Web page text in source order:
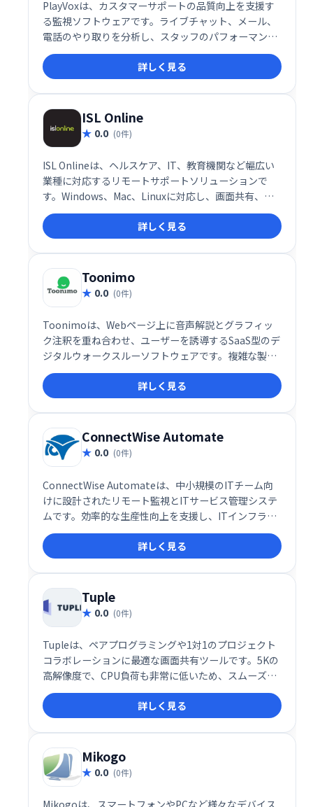
PlayVoxは、カスタマーサポートの品質向上を支援す
る監視ソフトウェアです。ライブチャット、メール、
電話のやり取りを分析し、スタッフのパフォーマンス
や顧客体験を評価。わずか5分でQA監視プログラムを
作成でき、コーチングやモチベーション向上に役立ち
ます。全チャネルの顧客対応を分析することで、より
効果的なサポート体制を構築できます。
詳しく見る
ISL Online
0.0 (0件)
ISL Onlineは、ヘルスケア、IT、教育機関など幅広い
業種に対応するリモートサポートソリューションで
す。Windows、Mac、Linuxに対応し、画面共有、権
限管理、無人アクセスなど豊富な機能を提供。顧客サ
ポートや診断を効率化し、スムーズなリモート作業を
実現します。
詳しく見る
Toonimo
0.0 (0件)
Toonimoは、Webページ上に音声解説とグラフィッ
ク注釈を重ね合わせ、ユーザーを誘導するSaaS型のデ
ジタルウォークスルーソフトウェアです。複雑な製品
説明やデータ表示を分かりやすく伝え、人間味あふれ
るWeb体験を提供します。 Webサイトのユーザーエン
ゲージメント向上に最適です。
詳しく見る
ConnectWise Automate
0.0 (0件)
ConnectWise Automateは、中小規模のITチーム向
けに設計されたリモート監視とITサービス管理システ
ムです。効率的な生産性向上を支援し、ITインフラの
可視性を高めます。
詳しく見る
Tuple
0.0 (0件)
Tupleは、ペアプログラミングや1対1のプロジェクト
コラボレーションに最適な画面共有ツールです。5Kの
高解像度で、CPU負荷も非常に低いため、スムーズで
快適なリモート作業を実現します。まるで同じ机で作
業しているかのような感覚で、ストレスフリーなコラ
ボレーションを体験できます。
詳しく見る
Mikogo
0.0 (0件)
Mikogoは、スマートフォンやPCなど様々なデバイス